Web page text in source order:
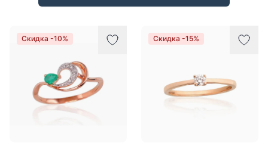
Скидка -10% Скидка -15%